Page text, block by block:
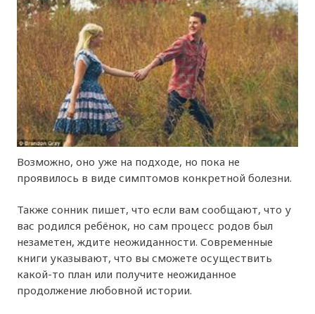
Возможно, оно уже на подходе, но пока не
проявилось в виде симптомов конкретной болезни.
Также сонник пишет, что если вам сообщают, что у
вас родился ребёнок, но сам процесс родов был
незаметен, ждите неожиданности. Современные
книги указывают, что вы сможете осуществить
какой-то план или получите неожиданное
продолжение любовной истории.